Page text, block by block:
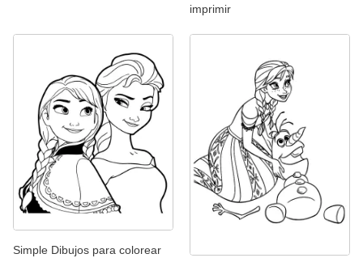
imprimir
Simple Dibujos para colorear